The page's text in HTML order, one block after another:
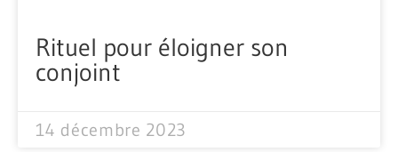
Rituel pour éloigner son
conjoint
14 décembre 2023